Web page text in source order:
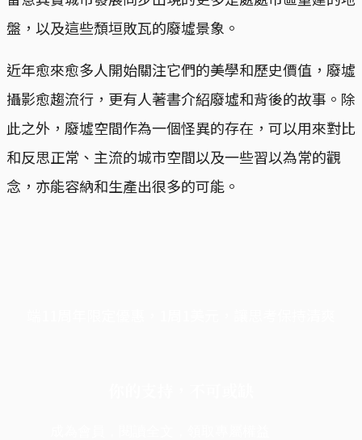
盤，以及這些頹垣敗瓦的廢墟景象。
近年愈來愈多人開始關注它們的美學和歷史價值，廢墟
攝影愈趨流行，更有人著書介紹廢墟和背後的故事。除
此之外，廢墟空間作為一個怪異的存在，可以用來對比
和反思正常、主流的城市空間以及一些習以為常的觀
念，亦能容納和生產出很多的可能。